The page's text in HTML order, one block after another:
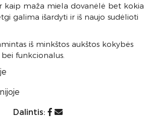
kaip maža miela dovanėlė bet kokia
galima išardyti ir iš naujo sudėlioti
iš minkštos aukštos kokybės
funkcionalus.
Dalintis: